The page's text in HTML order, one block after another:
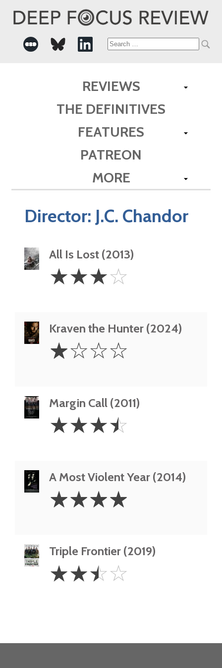
Search
REVIEWS
THE DEFINITIVES
FEATURES
PATREON
MORE
Director: J.C. Chandor
All Is Lost (2013)
Stars
☆☆☆☆
Kraven the Hunter (2024)
Star
☆☆☆☆
Margin Call (2011)
3.5
Stars
☆☆☆☆
A Most Violent Year (2014)
Stars
☆☆☆☆
Triple Frontier (2019)
2.5
Stars
☆☆☆☆